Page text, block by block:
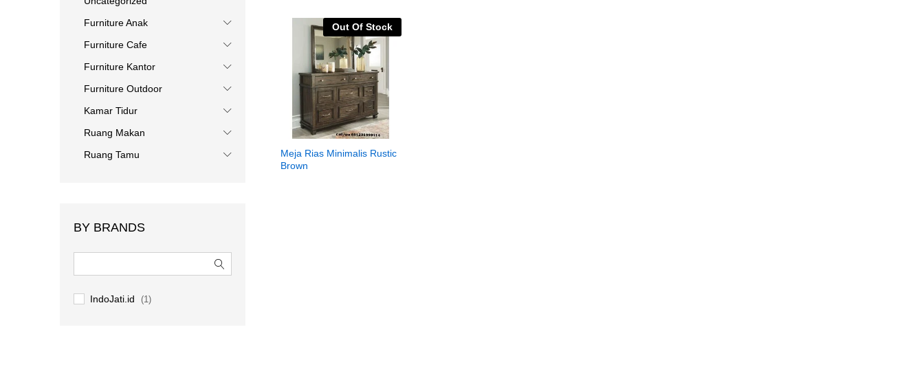
Out Of Stock
Meja Rias Minimalis Rustic
Brown
Furniture Anak
Furniture Cafe
Furniture Kantor
Furniture Outdoor
Kamar Tidur
Ruang Makan
Ruang Tamu
BY BRANDS
IndoJati.id (1)